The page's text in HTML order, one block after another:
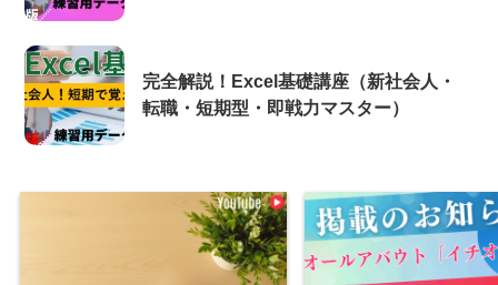
完全解説！Excel基礎講座（新社会人・
転職・短期型・即戦力マスター）